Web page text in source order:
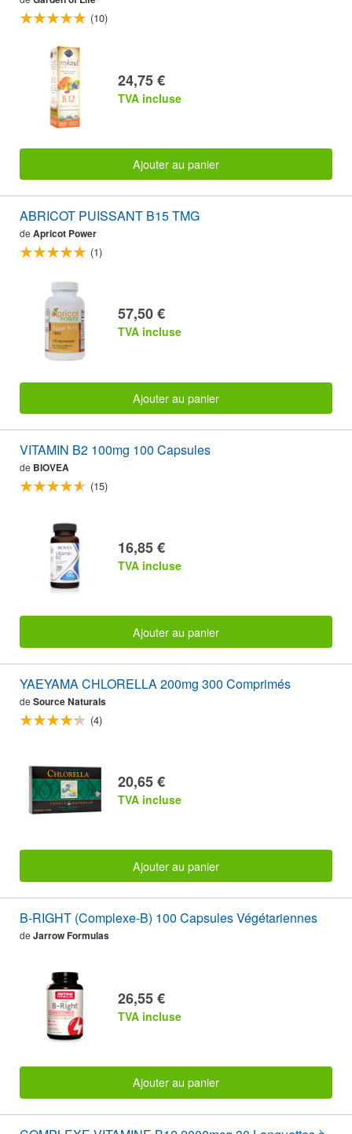
(10)
24,75 €
TVA incluse
Ajouter au panier
ABRICOT PUISSANT B15 TMG
de Apricot Power
(1)
57,50 €
TVA incluse
Ajouter au panier
VITAMIN B2 100mg 100 Capsules
de BIOVEA
(15)
16,85 €
TVA incluse
Ajouter au panier
YAEYAMA CHLORELLA 200mg 300 Comprimés
de Source Naturals
(4)
20,65 €
TVA incluse
Ajouter au panier
B-RIGHT (Complexe-B) 100 Capsules Végétariennes
de Jarrow Formulas
26,55 €
TVA incluse
Ajouter au panier